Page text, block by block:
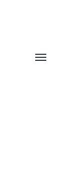
Afficher/